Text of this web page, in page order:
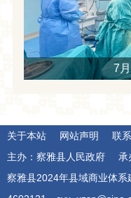
7
关于本站 网站声明
联
主办：察雅县人民政府
承
察雅县2024年县域商业体